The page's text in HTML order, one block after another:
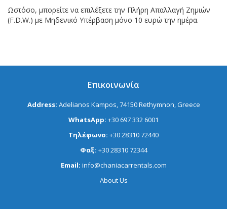
Ωστόσο, μπορείτε να επιλέξετε την Πλήρη Απαλλαγή Ζημιών
(F.D.W.) με Μηδενικό Υπέρβαση μόνο 10 ευρώ την ημέρα.
Επικοινωνία
Address: Adelianos Kampos, 74150 Rethymnon, Greece
WhatsApp: +30 697 332 6001
Τηλέφωνο: +30 28310 72440
Φαξ: +30 28310 72344
Email: info@chaniacarrentals.com
About Us